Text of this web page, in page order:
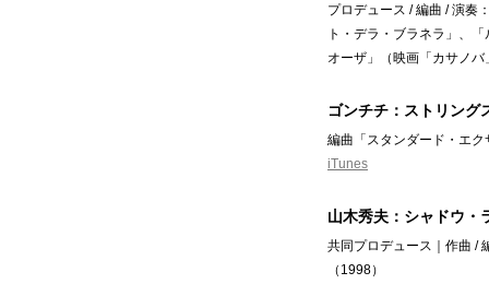
プロデュース / 編曲 / 演奏
ト・デラ・ブラネラ」、
オーザ」（映画「カサノ
ゴンチチ：ストリング
編曲「スタンダード・エ
iTunes
山木秀夫：シャドウ・
共同プロデュース｜作曲 /
（1998）